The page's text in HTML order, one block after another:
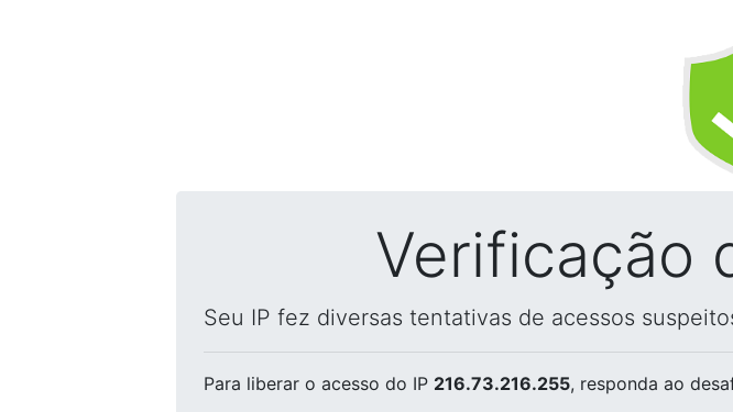
Verificação
Seu IP fez diversas tentativas de acessos
Para liberar o acesso do IP 216.73.216.255, responda ao